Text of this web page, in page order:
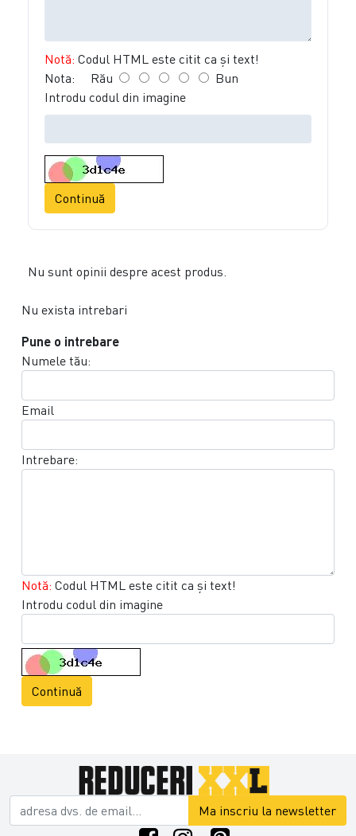
Notă: Codul HTML este citit ca şi text!
Nota: Rău
Bun
Introdu codul din imagine
Continuă
Nu sunt opinii despre acest produs.
Nu exista intrebari
Pune o intrebare
Numele tău:
Email
Intrebare:
Notă: Codul HTML este citit ca şi text!
Introdu codul din imagine
Continuă
Ma inscriu la newsletter